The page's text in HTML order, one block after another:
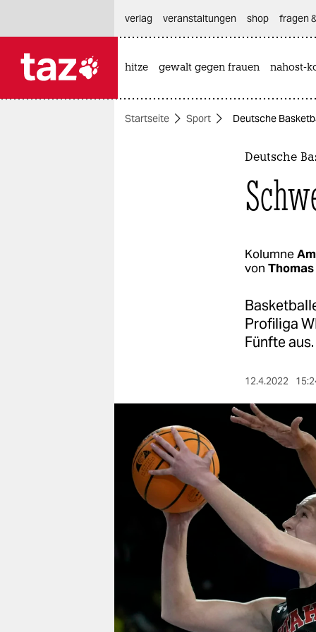
themen
verlag
veranstaltungen
shop
fragen & hilfe
unterstützen
verlag
veranstaltungen shop fragen
hitze gewalt gegen frauen nahost-
Startseite Sport Deutsche
Deutsche
Kolumne
von
Profiliga
Fünfte aus.
12.4.2022